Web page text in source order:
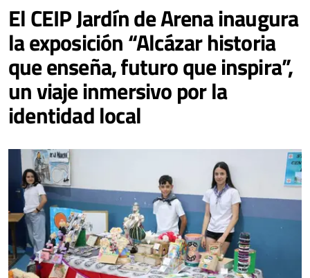
El CEIP Jardín de Arena inaugura
la exposición “Alcázar historia
que enseña, futuro que inspira”,
un viaje inmersivo por la
identidad local